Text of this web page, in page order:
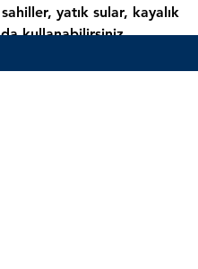
yatık sular, kayalık
kullanabilirsiniz.
için. "